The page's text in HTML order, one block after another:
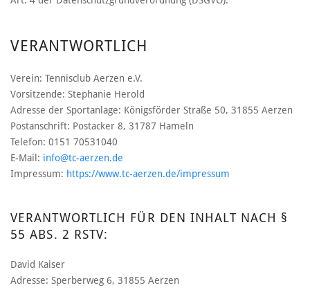
VERANTWORTLICH
Verein: Tennisclub Aerzen e.V.
Vorsitzende: Stephanie Herold
Adresse der Sportanlage: Königsförder Straße 50, 31855 Aerzen
Postanschrift: Postacker 8, 31787 Hameln
Telefon: 0151 70531040
E-Mail: info@tc-aerzen.de
Impressum: https://www.tc-aerzen.de/impressum
VERANTWORTLICH FÜR DEN INHALT NACH §
55 ABS. 2 RSTV:
David Kaiser
Adresse: Sperberweg 6, 31855 Aerzen